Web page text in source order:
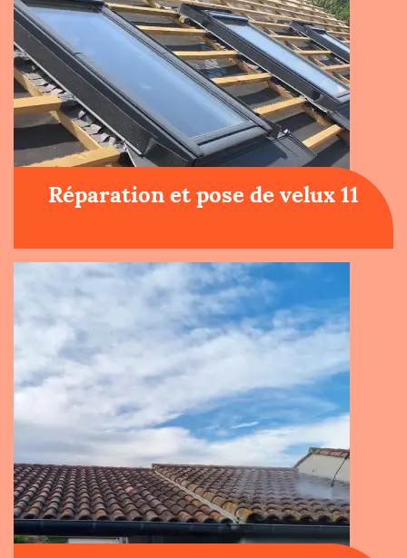
Réparation et pose de velux 11